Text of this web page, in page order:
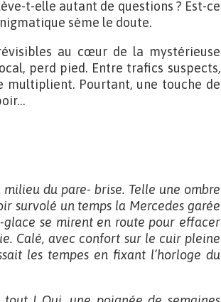
t-elle autant de questions ? Est-ce
sème le doute.
au cœur de la mystérieuse
perd pied. Entre trafics suspects,
multiplient. Pourtant, une touche de
du pare- brise. Telle une ombre
survolé un temps la Mercedes garée
glace se mirent en route pour effacer
Calé, avec confort sur le cuir pleine
les tempes en fixant l’horloge du